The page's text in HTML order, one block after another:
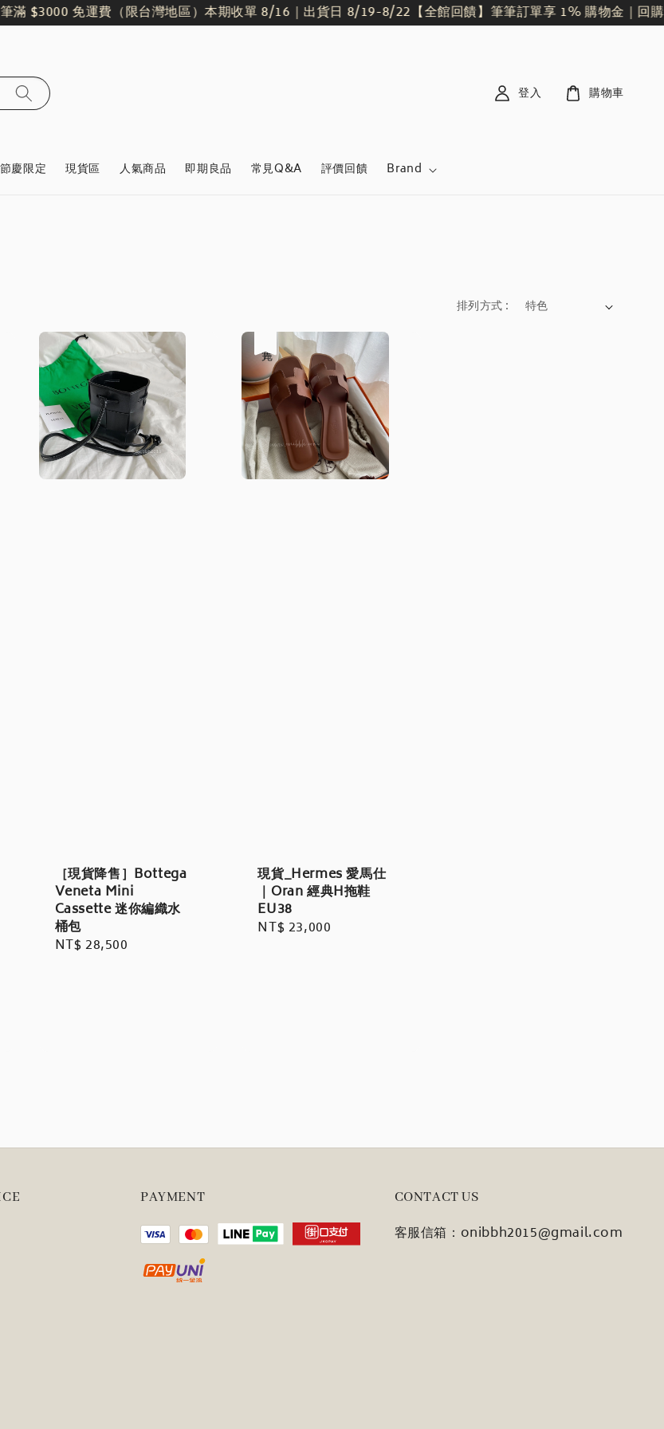
$3000 免運費（限台灣地區）本期收單 8/16｜出貨日 8/19-8/22【全館回饋】筆筆訂單享 1% 購物金｜回購
節慶限定 現貨區 人氣商品 即期良品 常見Q&A 評價回饋 Brand
登入 購物車
排列方式 :
［現貨降售］Bottega
Veneta Mini
Cassette 迷你編織水
桶包
Regular
NT$ 28,500
現貨_Hermes 愛馬仕
｜Oran 經典H拖鞋
EU38
Regular
NT$ 23,000
PAYMENT CONTACT US
客服信箱：onibbh2015@gmail.com